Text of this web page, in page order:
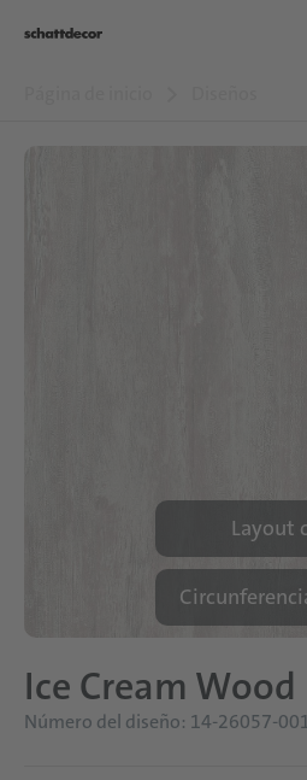
Layout
Ice Cream Wood
Número del diseño: 14-26057-